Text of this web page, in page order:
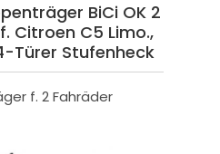
BiCi OK 2
Citroen C5 Limo.,
Türer Stufenheck
f. 2 Fahräder